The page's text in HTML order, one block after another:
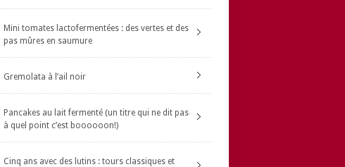
Mini tomates lactofermentées : des vertes et des
pas mûres en saumure
Gremolata à l’ail noir
Pancakes au lait fermenté (un titre qui ne dit pas
à quel point c’est boooooon!)
Cinq ans avec des lutins : tours classiques et